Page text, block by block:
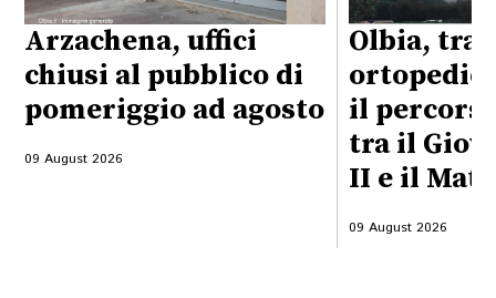
Arzachena, uffici
chiusi al pubblico di
pomeriggio ad agosto
09 August 2026
Olbia,
il
tra il
II e il
09 August 2026